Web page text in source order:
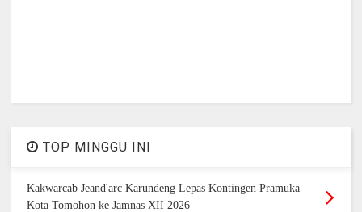
TOP MINGGU INI
Kakwarcab Jeand'arc Karundeng Lepas Kontingen Pramuka
Kota Tomohon ke Jamnas XII 2026